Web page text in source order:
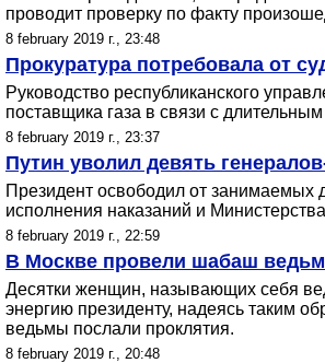
проводит проверку по факту
8 february 2019 г., 23:48
Прокуратура потребовала от
Руководство республиканского
поставщика газа в связи с
8 february 2019 г., 23:37
Путин уволил девять
Президент освободил от занимаемых
исполнения наказаний и
8 february 2019 г., 22:59
В Москве провели шабаш
Десятки женщин, называющих себя
энергию президенту, надеясь таким
ведьмы послали проклятия.
8 february 2019 г., 20:48